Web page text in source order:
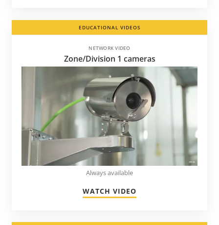
EDUCATIONAL VIDEOS
NETWORK VIDEO
Zone/Division 1 cameras
Always available
WATCH VIDEO